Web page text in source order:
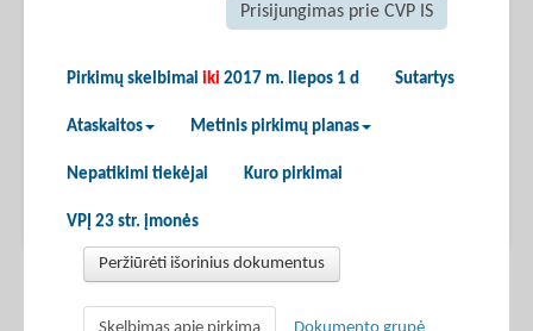
Prisijungimas prie CVP IS
Pirkimų skelbimai iki 2017 m. liepos 1 d Sutartys
Ataskaitos Metinis pirkimų planas
Nepatikimi tiekėjai Kuro pirkimai
VPĮ 23 str. įmonės
Peržiūrėti išorinius dokumentus